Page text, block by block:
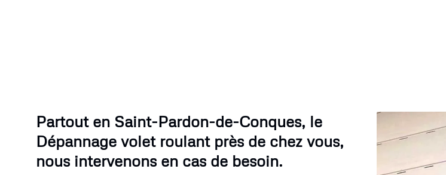
Partout en Saint-Pardon-de-Conques, le
Dépannage volet roulant près de chez vous,
nous intervenons en cas de besoin.